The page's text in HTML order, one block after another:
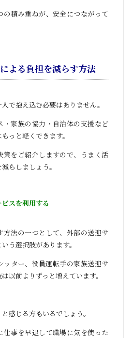
の積み重ねが、安全につながって
よる負担を減らす方法
で抱え込む必要はありません。
・家族の協力・自治体の支援など
っと軽くできます。
策をご紹介しますので、うまく活
らしましょう。
スを利用する
方法の一つとして、外部の送迎サ
う選択肢があります。
ッター、役員運転手の家族送迎サ
以前よりずっと増えています。
感じる方もいるでしょう。
仕事を早退して職場に気を使った